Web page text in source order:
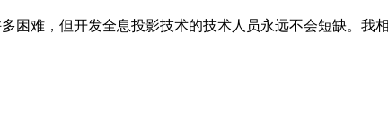
困难，但开发全息投影技术的技术人员永远不会短缺。我